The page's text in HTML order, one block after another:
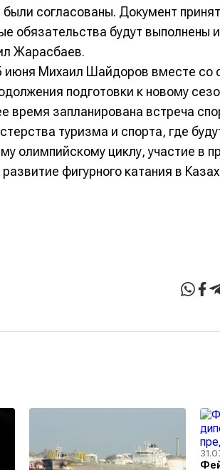
согласованы. Документ
обязательства будут выполнены и
Жарасбаев.
июня Михаил Шайдоров вместе со
подготовки к новому
время запланирована встреча
туризма и спорта, где
олимпийскому циклу, участие в
фигурного катания в